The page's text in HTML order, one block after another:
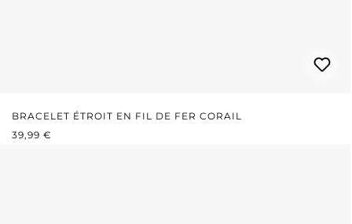
BRACELET ÉTROIT EN FIL DE FER CORAIL
PRIX RÉGULIER :
39,99 €